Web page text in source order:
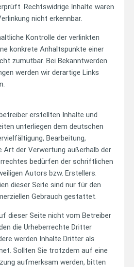
Rechtswidrige Inhalte waren
nicht erkennbar.
Kontrolle der verlinkten
konkrete Anhaltspunkte einer
zumutbar. Bei Bekanntwerden
werden wir derartige Links
erstellten Inhalte und
unterliegen dem deutschen
Bearbeitung,
Art der Verwertung außerhalb der
bedürfen der schriftlichen
Autors bzw. Erstellers.
dieser Seite sind nur für den
Gebrauch gestattet.
dieser Seite nicht vom Betreiber
die Urheberrechte Dritter
werden Inhalte Dritter als
Sollten Sie trotzdem auf eine
aufmerksam werden, bitten